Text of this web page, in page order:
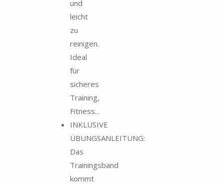
und
leicht
zu
reinigen.
Ideal
für
sicheres
Training,
Fitness...
INKLUSIVE
ÜBUNGSANLEITUNG:
Das
Trainingsband
kommt